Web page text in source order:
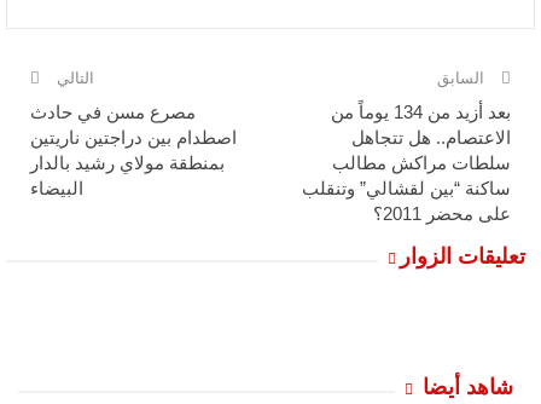
السابق
بعد أزيد من 134 يوماً من
الاعتصام.. هل تتجاهل
سلطات مراكش مطالب
ساكنة “بين لقشالي” وتنقلب
على محضر 2011؟
التالي
مصرع مسن في حادث
اصطدام بين دراجتين ناريتين
بمنطقة مولاي رشيد بالدار
البيضاء
تعليقات الزوار
شاهد أيضا